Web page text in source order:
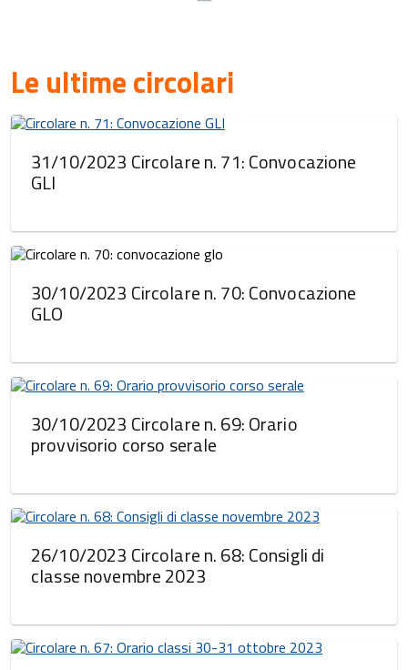
Le ultime circolari
31/10/2023 Circolare n. 71: Convocazione
GLI
30/10/2023 Circolare n. 70: Convocazione
GLO
30/10/2023 Circolare n. 69: Orario
provvisorio corso serale
26/10/2023 Circolare n. 68: Consigli di
classe novembre 2023